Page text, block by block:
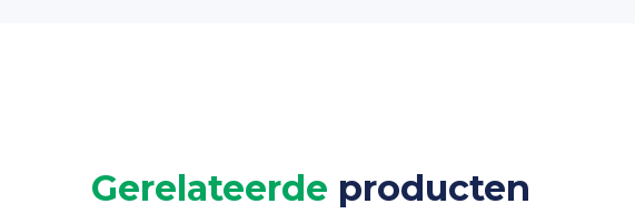
Afscherming
Stralingshoek
Gerelateerde producten